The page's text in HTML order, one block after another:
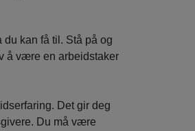
du kan få til. Stå på og
å være en arbeidstaker
Det gir deg
Du må være